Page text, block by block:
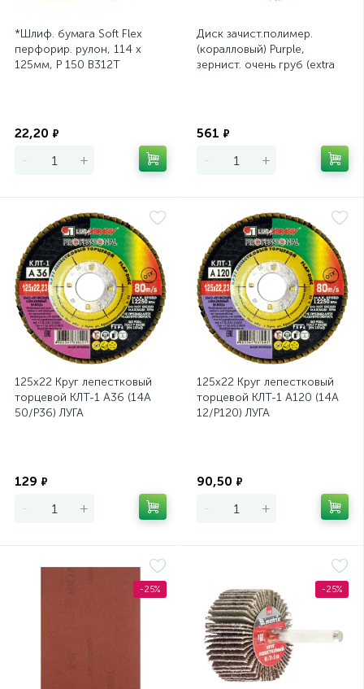
*Шлиф. бумага Soft Flex
перфорир. рулон, 114 х
125мм, P 150 B312T
22,20 ₽
- +
Диск зачист.полимер.
(коралловый) Purple,
зернист. очень груб (extra
561 ₽
- +
125х22 Круг лепестковый
торцевой КЛТ-1 А36 (14А
50/Р36) ЛУГА
129 ₽
- +
125х22 Круг лепестковый
торцевой КЛТ-1 А120 (14А
12/Р120) ЛУГА
90,50 ₽
- +
-25% -25%